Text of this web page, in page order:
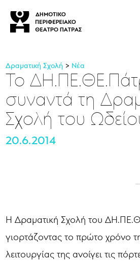
Δραματική Σχολή Νέα
Το
συναντά τη
Σχολή του
20.6.2014
Η Δραματική Σχολή του
γιορτάζοντας το πρώτο χρόνο
λειτουργίας της ανοίγει τις